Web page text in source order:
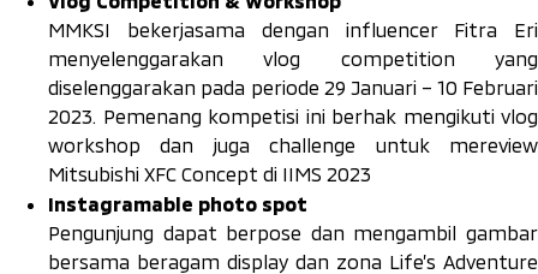
MMKSI bekerjasama dengan influencer Fitra Eri
menyelenggarakan vlog competition yang
diselenggarakan pada periode 29 Januari – 10 Februari
2023. Pemenang kompetisi ini berhak mengikuti vlog
workshop dan jugachallenge untuk mereview
Mitsubishi XFC Concept di IIMS 2023
Instagramable photo spot
Pengunjung dapat berpose dan mengambil gambar
bersama beragam display dan zona Life’s Adventure